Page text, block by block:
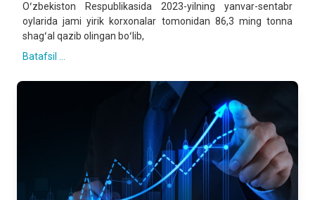
Oʻzbekiston Respublikasida 2023-yilning yanvar-sentabr
oylarida jami yirik korxonalar tomonidan 86,3 ming tonna
shagʻal qazib olingan boʻlib,
Batafsil ...